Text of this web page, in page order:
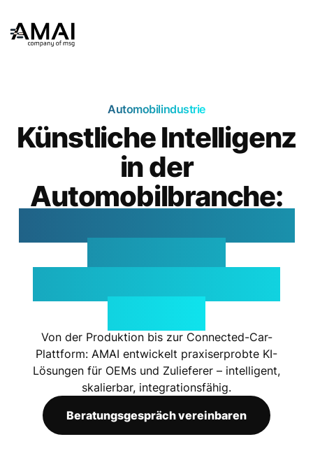
Automobilindustrie
Künstliche Intelligenz
in der
Automobilbranche:
Von der Produktion bis zur Connected-Car-
Plattform: AMAI entwickelt praxiserprobte KI-
Lösungen für OEMs und Zulieferer – intelligent,
skalierbar, integrationsfähig.
Beratungsgespräch vereinbaren